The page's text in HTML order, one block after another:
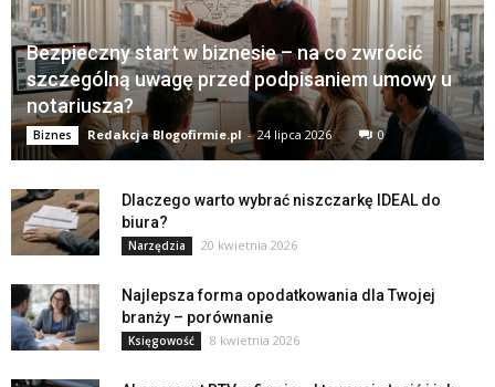
Bezpieczny start w biznesie – na co zwrócić
szczególną uwagę przed podpisaniem umowy u
notariusza?
Biznes Redakcja Blogofirmie.pl - 24 lipca 2026 0
Dlaczego warto wybrać niszczarkę IDEAL do
biura?
Narzędzia 20 kwietnia 2026
Najlepsza forma opodatkowania dla Twojej
branży – porównanie
Księgowość 8 kwietnia 2026